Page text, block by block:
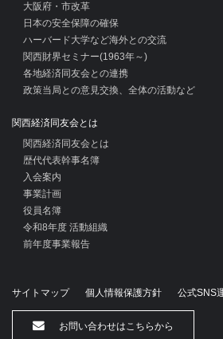
大阪府・市改革
日本の安全保障の確保
ハーバード大学など海外との交流
関西財界セミナー(1963年～)
各地経済同友会との連携
政策当局との意見交換、全体の活動など
関西経済同友会とは
関西経済同友会とは
歴代代表幹事名簿
入会案内
事業計画
役員名簿
令和8年度 活動組織
前年度事業報告
サイトマップ 個人情報保護方針 公式SNS
お問い合わせはこちらから